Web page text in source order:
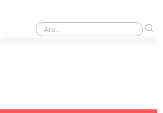
Merkezi kilit acilmiyor ne yapmalıyım?